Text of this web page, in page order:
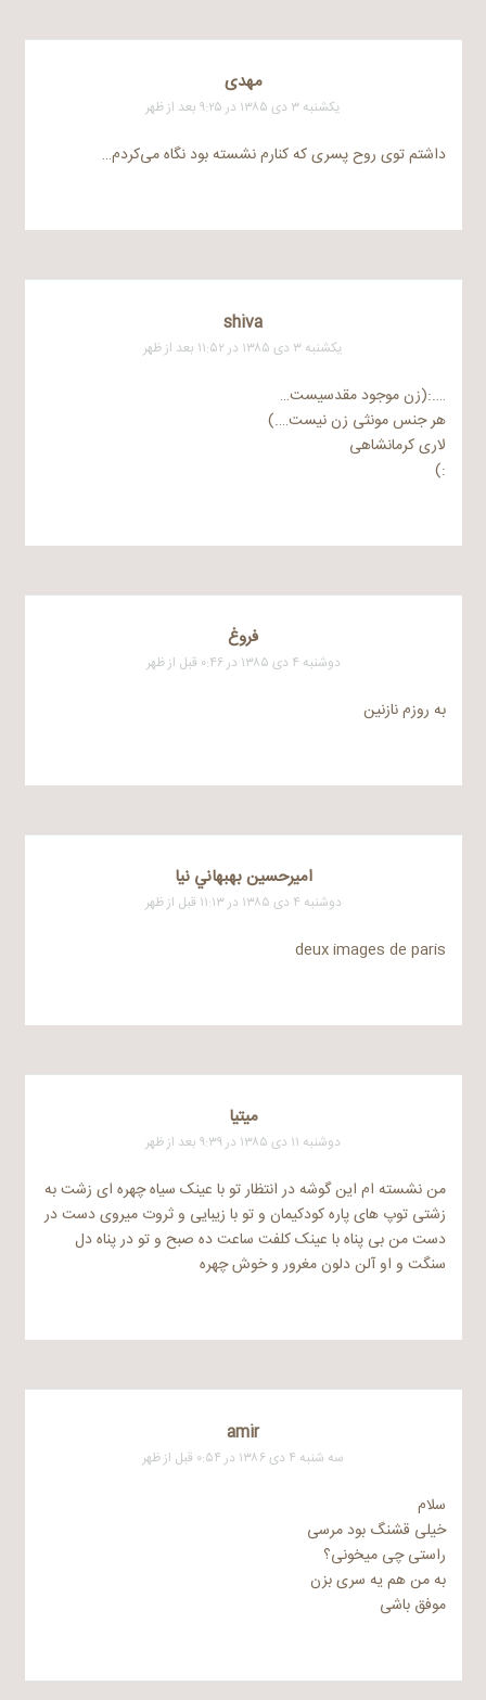
مهدی
یکشنبه ۳ دی ۱۳۸۵ در ۹:۲۵ بعد از ظهر
داشتم توی روح پسری که کنارم نشسته بود نگاه می‌کردم…
shiva
یکشنبه ۳ دی ۱۳۸۵ در ۱۱:۵۲ بعد از ظهر
….:(زن موجود مقدسیست…
هر جنس مونثی زن نیست….)
لاری کرمانشاهی
:)
فروغ
دوشنبه ۴ دی ۱۳۸۵ در ۰:۴۶ قبل از ظهر
به روزم نازنین
اميرحسين بهبهاني نيا
دوشنبه ۴ دی ۱۳۸۵ در ۱۱:۱۳ قبل از ظهر
deux images de paris
میتیا
دوشنبه ۱۱ دی ۱۳۸۵ در ۹:۳۹ بعد از ظهر
من نشسته ام این گوشه در انتظار تو با عینک سیاه چهره ای زشت به
زشتی توپ های پاره کودکیمان و تو با زیبایی و ثروت میروی دست در
دست من بی پناه با عینک کلفت ساعت ده صبح و تو در پناه دل
سنگت و او آلن دلون مغرور و خوش چهره
amir
سه شنبه ۴ دی ۱۳۸۶ در ۰:۵۴ قبل از ظهر
سلام
خیلی قشنگ بود مرسی
راستی چی میخونی؟
به من هم یه سری بزن
موفق باشی